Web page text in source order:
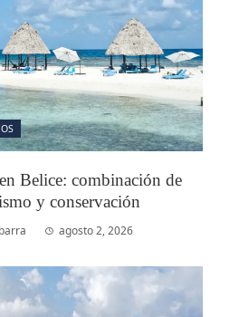
Belice: combinación de
y conservación
agosto 2, 2026